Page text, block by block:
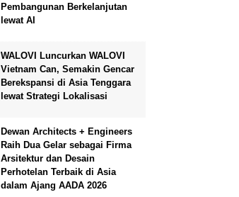
Pembangunan Berkelanjutan
lewat AI
WALOVI Luncurkan WALOVI
Vietnam Can, Semakin Gencar
Berekspansi di Asia Tenggara
lewat Strategi Lokalisasi
Dewan Architects + Engineers
Raih Dua Gelar sebagai Firma
Arsitektur dan Desain
Perhotelan Terbaik di Asia
dalam Ajang AADA 2026